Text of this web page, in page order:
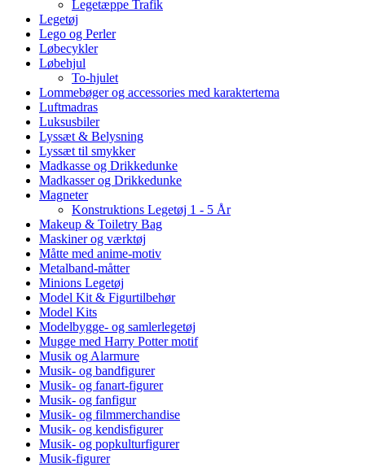
Legetæppe Trafik
Legetøj
Lego og Perler
Løbecykler
Løbehjul
To-hjulet
Lommebøger og accessories med karaktertema
Luftmadras
Luksusbiler
Lyssæt & Belysning
Lyssæt til smykker
Madkasse og Drikkedunke
Madkasser og Drikkedunke
Magneter
Konstruktions Legetøj 1 - 5 År
Makeup & Toiletry Bag
Maskiner og værktøj
Måtte med anime-motiv
Metalband-måtter
Minions Legetøj
Model Kit & Figurtilbehør
Model Kits
Modelbygge- og samlerlegetøj
Mugge med Harry Potter motif
Musik og Alarmure
Musik- og bandfigurer
Musik- og fanart-figurer
Musik- og fanfigur
Musik- og filmmerchandise
Musik- og kendisfigurer
Musik- og popkulturfigurer
Musik-figurer